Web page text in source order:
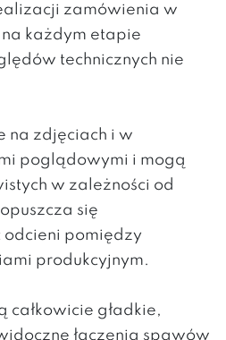
zamówienia w
każdym etapie
technicznych nie
na zdjęciach i w
poglądowymi i mogą
w zależności od
się
pomiędzy
produkcyjnym.
całkowicie gładkie,
łączenia spawów